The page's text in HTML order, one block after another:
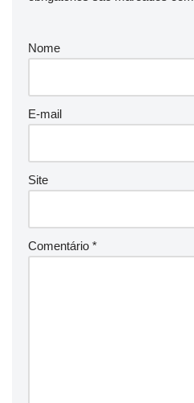
Nome
E-mail
Site
Comentário *